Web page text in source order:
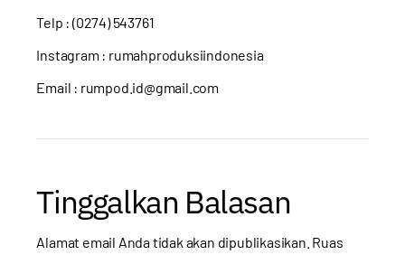
Telp : (0274) 543761
Instagram : rumahproduksiindonesia
Email : rumpod.id@gmail.com
Tinggalkan Balasan
Alamat email Anda tidak akan dipublikasikan. Ruas